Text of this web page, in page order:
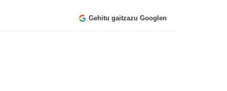
Gehitu gaitzazu Googlen